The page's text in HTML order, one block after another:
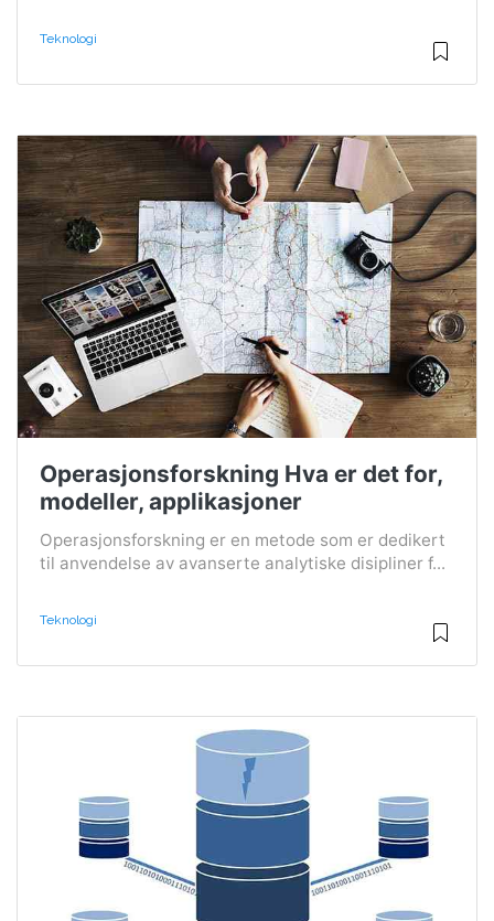
Teknologi
Operasjonsforskning Hva er det for,
modeller, applikasjoner
Operasjonsforskning er en metode som er dedikert
til anvendelse av avanserte analytiske disipliner f...
Teknologi